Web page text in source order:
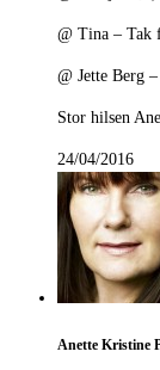
@ Tina – Tak
@ Jette Berg
Stor hilsen
24/04/2016
Anette Kristine